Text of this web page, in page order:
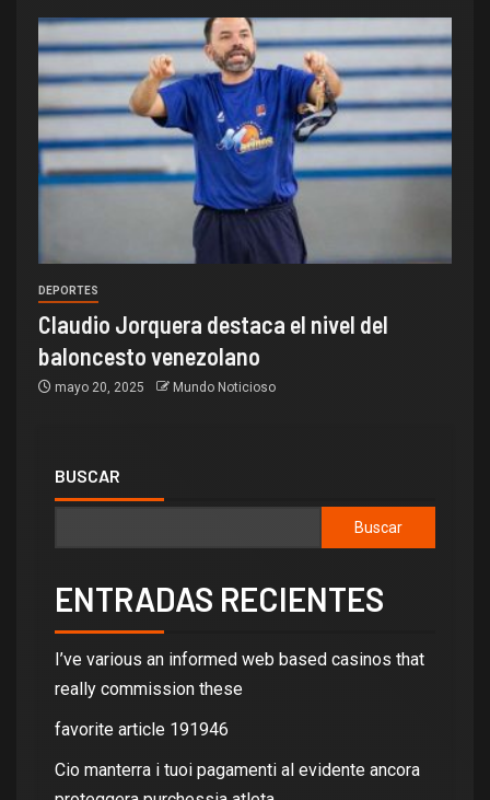
DEPORTES
Claudio Jorquera destaca el nivel del
baloncesto venezolano
mayo 20, 2025 Mundo Noticioso
BUSCAR
Buscar
ENTRADAS RECIENTES
I’ve various an informed web based casinos that
really commission these
favorite article 191946
Cio manterra i tuoi pagamenti al evidente ancora